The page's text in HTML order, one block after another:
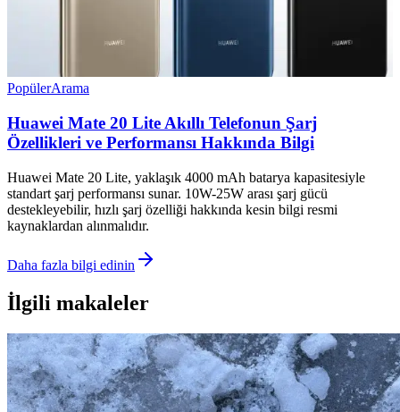
PopülerArama
Huawei Mate 20 Lite Akıllı Telefonun Şarj
Özellikleri ve Performansı Hakkında Bilgi
Huawei Mate 20 Lite, yaklaşık 4000 mAh batarya kapasitesiyle
standart şarj performansı sunar. 10W-25W arası şarj gücü
destekleyebilir, hızlı şarj özelliği hakkında kesin bilgi resmi
kaynaklardan alınmalıdır.
Daha fazla bilgi edinin
İlgili makaleler